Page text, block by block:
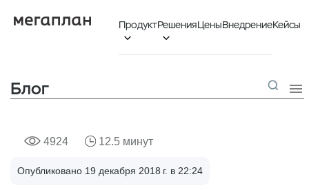
Продукт

Решения

ЦеныВнедрениеКейсы
Блог 
4924 12.5 минут
Опубликовано 19 декабря 2018 г. в 22:24